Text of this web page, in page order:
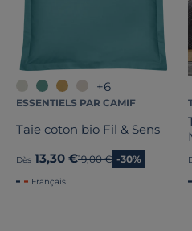
+6
ESSENTIELS PAR CAMIF
Taie coton bio Fil & Sens
Dès 13,30 €Ancien prix
19,00 € -30%
Français